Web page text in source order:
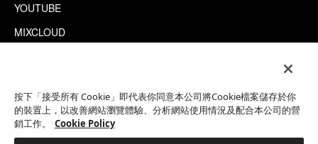
YOUTUBE
MIXCLOUD
This site is protected by reCAPTCHA.
按下「接受所有 Cookie」即代表你同意本公司將Cookie檔案儲存於你
的裝置上，以改善網站瀏覽體驗、分析網站使用情況及配合本公司的營
銷工作。
Cookie Policy